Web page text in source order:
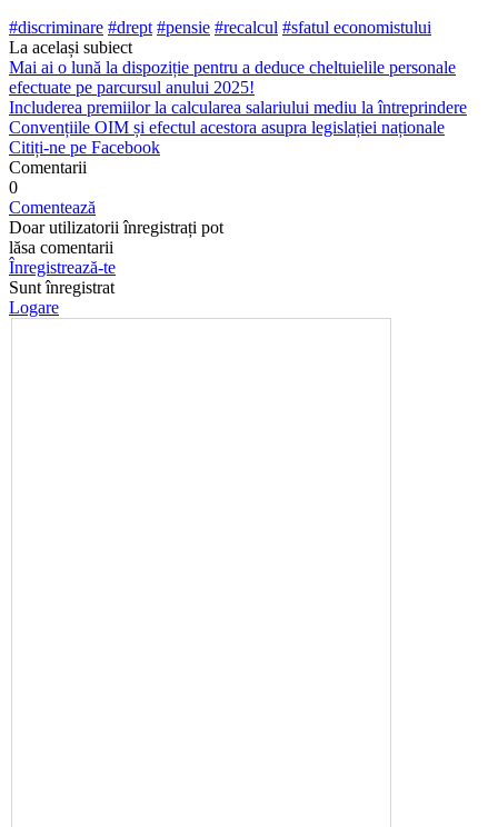
#discriminare #drept #pensie #recalcul #sfatul economistului
La același subiect
Mai ai o lună la dispoziție pentru a deduce cheltuielile personale
efectuate pe parcursul anului 2025!
Includerea premiilor la calcularea salariului mediu la întreprindere
Convențiile OIM și efectul acestora asupra legislației naționale
Citiți-ne pe Facebook
Comentarii
0
Comentează
Doar utilizatorii înregistrați pot
lăsa comentarii
Înregistrează-te
Sunt înregistrat
Logare